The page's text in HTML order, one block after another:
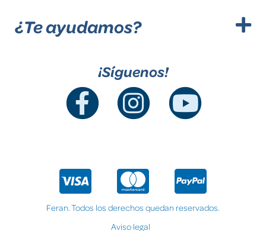
¿Te ayudamos?
¡Síguenos!
Feran. Todos los derechos quedan reservados.
Aviso legal